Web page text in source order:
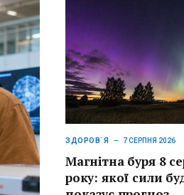
ЗДОРОВ`Я 7 СЕРПНЯ 2026
Магнітна буря 8
року: якої сили